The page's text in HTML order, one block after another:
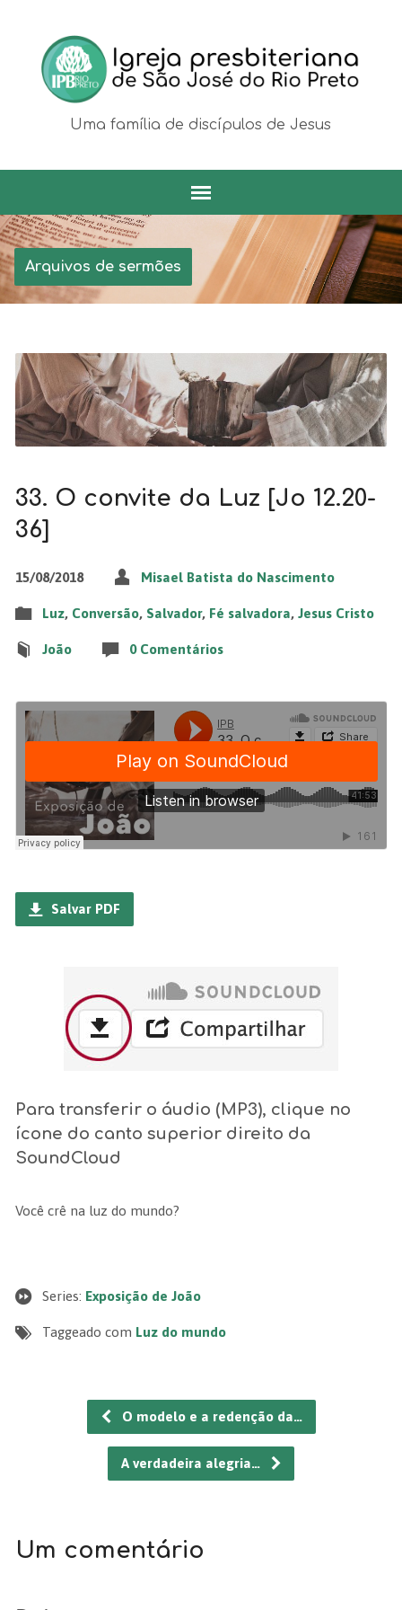
Uma família de discípulos de Jesus
Arquivos de sermões
33. O convite da Luz [Jo 12.20-
36]
15/08/2018 Misael Batista do Nascimento
Luz, Conversão, Salvador, Fé salvadora, Jesus Cristo
João 0 Comentários
Salvar PDF
Para transferir o áudio (MP3), clique no
ícone do canto superior direito da
SoundCloud
Você crê na luz do mundo?
Series: Exposição de João
Taggeado com Luz do mundo
O modelo e a redenção da…
A verdadeira alegria…
Um comentário